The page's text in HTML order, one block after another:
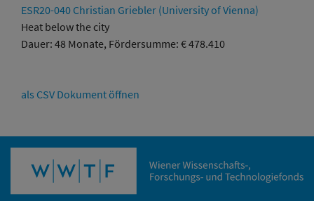
ESR20-040 Christian Griebler (University of Vienna)
Heat below the city
Dauer: 48 Monate, Fördersumme: € 478.410
als CSV Dokument öffnen